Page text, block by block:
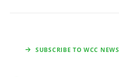
SUBSCRIBE TO WCC NEWS